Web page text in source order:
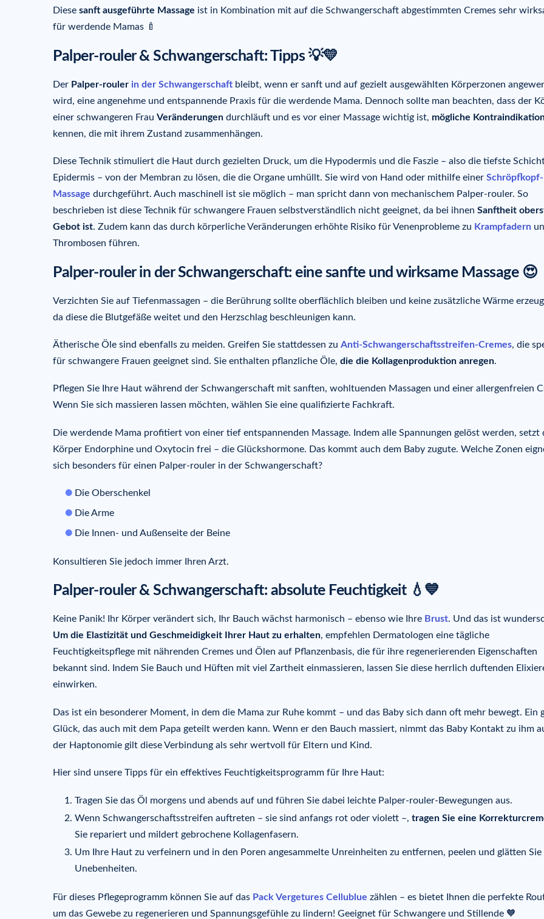
Diese sanft ausgeführte Massage ist in Kombination mit auf die Schwangerschaft abgestimmten Cremes sehr
für werdende Mamas 🍼
Palper-rouler & Schwangerschaft: Tipps 💡💛
Der Palper-rouler in der Schwangerschaft bleibt, wenn er sanft und auf gezielt ausgewählten Körperzonen
wird, eine angenehme und entspannende Praxis für die werdende Mama. Dennoch sollte man beachten, dass der
einer schwangeren Frau Veränderungen durchläuft und es vor einer Massage wichtig ist, mögliche
kennen, die mit ihrem Zustand zusammenhängen.
Diese Technik stimuliert die Haut durch gezielten Druck, um die Hypodermis und die Faszie – also die tiefste
Epidermis – von der Membran zu lösen, die die Organe umhüllt. Sie wird von Hand oder mithilfe einer Schröpfkopf-
Massage durchgeführt. Auch maschinell ist sie möglich – man spricht dann von mechanischem Palper-rouler. So
beschrieben ist diese Technik für schwangere Frauen selbstverständlich nicht geeignet, da bei ihnen Sanftheit
Gebot ist. Zudem kann das durch körperliche Veränderungen erhöhte Risiko für Venenprobleme zu Krampfadern
Thrombosen führen.
Palper-rouler in der Schwangerschaft: eine sanfte und wirksame Massage 😍
Verzichten Sie auf Tiefenmassagen – die Berührung sollte oberflächlich bleiben und keine zusätzliche Wärme
da diese die Blutgefäße weitet und den Herzschlag beschleunigen kann.
Ätherische Öle sind ebenfalls zu meiden. Greifen Sie stattdessen zu Anti-Schwangerschaftsstreifen-Cremes, die
für schwangere Frauen geeignet sind. Sie enthalten pflanzliche Öle, die die Kollagenproduktion anregen.
Pflegen Sie Ihre Haut während der Schwangerschaft mit sanften, wohltuenden Massagen und einer allergenfreien
Wenn Sie sich massieren lassen möchten, wählen Sie eine qualifizierte Fachkraft.
Die werdende Mama profitiert von einer tief entspannenden Massage. Indem alle Spannungen gelöst werden, setzt
Körper Endorphine und Oxytocin frei – die Glückshormone. Das kommt auch dem Baby zugute. Welche Zonen
sich besonders für einen Palper-rouler in der Schwangerschaft?
Die Oberschenkel
Die Arme
Die Innen- und Außenseite der Beine
Konsultieren Sie jedoch immer Ihren Arzt.
Palper-rouler & Schwangerschaft: absolute Feuchtigkeit 💧💙
Keine Panik! Ihr Körper verändert sich, Ihr Bauch wächst harmonisch – ebenso wie Ihre Brust. Und das ist
Um die Elastizität und Geschmeidigkeit Ihrer Haut zu erhalten, empfehlen Dermatologen eine tägliche
Feuchtigkeitspflege mit nährenden Cremes und Ölen auf Pflanzenbasis, die für ihre regenerierenden Eigenschaften
bekannt sind. Indem Sie Bauch und Hüften mit viel Zartheit einmassieren, lassen Sie diese herrlich duftenden
einwirken.
Das ist ein besonderer Moment, in dem die Mama zur Ruhe kommt – und das Baby sich dann oft mehr bewegt. Ein
Glück, das auch mit dem Papa geteilt werden kann. Wenn er den Bauch massiert, nimmt das Baby Kontakt zu ihm
der Haptonomie gilt diese Verbindung als sehr wertvoll für Eltern und Kind.
Hier sind unsere Tipps für ein effektives Feuchtigkeitsprogramm für Ihre Haut:
Tragen Sie das Öl morgens und abends auf und führen Sie dabei leichte Palper-rouler-Bewegungen aus.
Wenn Schwangerschaftsstreifen auftreten – sie sind anfangs rot oder violett –, tragen Sie eine
Sie repariert und mildert gebrochene Kollagenfasern.
Um Ihre Haut zu verfeinern und in den Poren angesammelte Unreinheiten zu entfernen, peelen und glätten Sie
Unebenheiten.
Für dieses Pflegeprogramm können Sie auf das Pack Vergetures Cellublue zählen – es bietet Ihnen die perfekte
um das Gewebe zu regenerieren und Spannungsgefühle zu lindern! Geeignet für Schwangere und Stillende 🧡